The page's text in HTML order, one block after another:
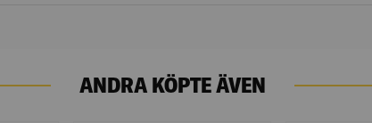
ANDRA KÖPTE ÄVEN